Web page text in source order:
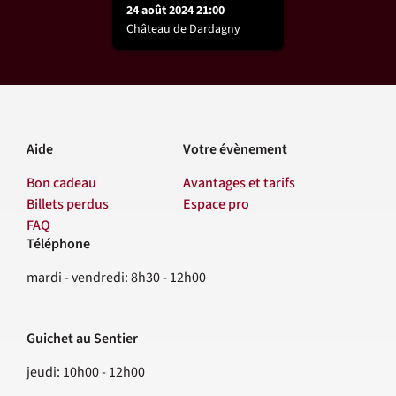
24 août 2024 21:00
Château de Dardagny
Aide
Bon cadeau
Billets perdus
FAQ
Votre évènement
Avantages et tarifs
Espace pro
Contact
Téléphone
mardi - vendredi: 8h30 - 12h00
Guichet au Sentier
jeudi: 10h00 - 12h00